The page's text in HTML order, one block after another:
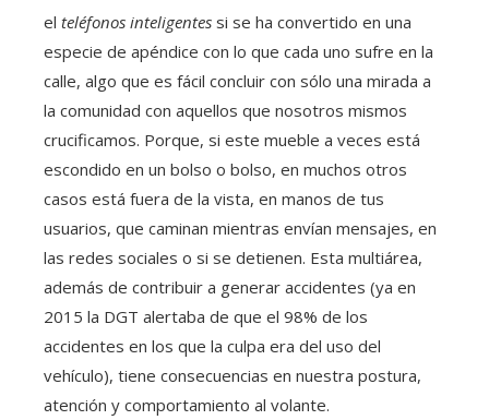
el teléfonos inteligentes si se ha convertido en una
especie de apéndice con lo que cada uno sufre en la
calle, algo que es fácil concluir con sólo una mirada a
la comunidad con aquellos que nosotros mismos
crucificamos. Porque, si este mueble a veces está
escondido en un bolso o bolso, en muchos otros
casos está fuera de la vista, en manos de tus
usuarios, que caminan mientras envían mensajes, en
las redes sociales o si se detienen. Esta multiárea,
además de contribuir a generar accidentes (ya en
2015 la DGT alertaba de que el 98% de los
accidentes en los que la culpa era del uso del
vehículo), tiene consecuencias en nuestra postura,
atención y comportamiento al volante.